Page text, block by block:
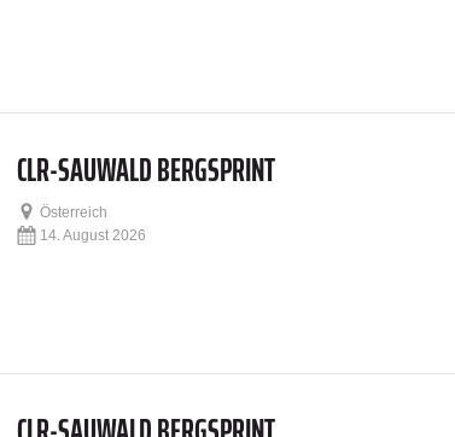
CLR-SAUWALD BERGSPRINT
Österreich
14. August 2026